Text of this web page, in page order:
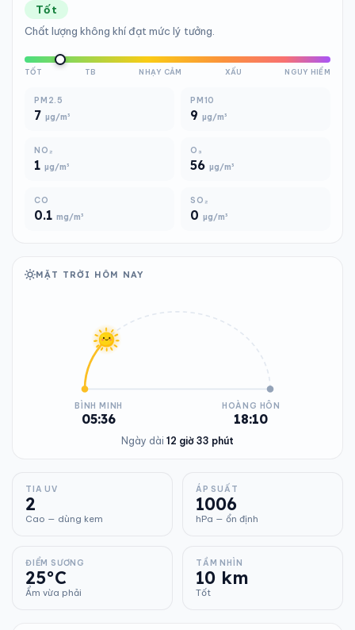
Tốt
Chất lượng không khí đạt mức lý tưởng.
TỐT TB NHẠY CẢM XẤU NGUY HIỂM
PM2.5
7 µg/m³
PM10
9 µg/m³
NO₂
1 µg/m³
O₃
56 µg/m³
CO
0.1 mg/m³
SO₂
0 µg/m³
MẶT TRỜI HÔM NAY
BÌNH MINH
05:36
HOÀNG HÔN
18:10
Ngày dài 12 giờ 33 phút
TIA UV
2
Cao — dùng kem
ÁP SUẤT
1006
hPa — ổn định
ĐIỂM SƯƠNG
25°C
Ẩm vừa phải
TẦM NHÌN
10 km
Tốt